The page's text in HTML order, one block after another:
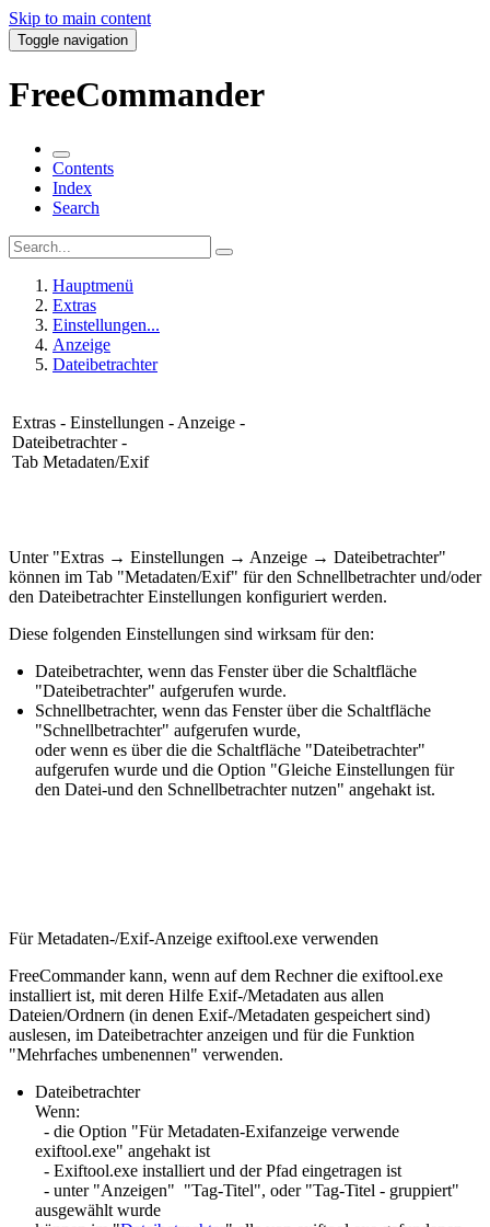
Skip to main content
Toggle navigation
FreeCommander
Contents
Index
Search
Hauptmenü
Extras
Einstellungen...
Anzeige
Dateibetrachter
Extras - Einstellungen - Anzeige -
Dateibetrachter -
Tab Metadaten/Exif
Unter "Extras → Einstellungen → Anzeige → Dateibetrachter"
können im Tab "Metadaten/Exif" für den Schnellbetrachter und/oder
den Dateibetrachter Einstellungen konfiguriert werden.
Diese folgenden Einstellungen sind wirksam für den:
Dateibetrachter, wenn das Fenster über die Schaltfläche
"Dateibetrachter" aufgerufen wurde.
Schnellbetrachter, wenn das Fenster über die Schaltfläche
"Schnellbetrachter" aufgerufen wurde,
oder wenn es über die die Schaltfläche "Dateibetrachter"
aufgerufen wurde und die Option "Gleiche Einstellungen für
den Datei-und den Schnellbetrachter nutzen" angehakt ist.
Für Metadaten-/Exif-Anzeige exiftool.exe verwenden
FreeCommander kann, wenn auf dem Rechner die exiftool.exe
installiert ist, mit deren Hilfe Exif-/Metadaten aus allen
Dateien/Ordnern (in denen Exif-/Metadaten gespeichert sind)
auslesen, im Dateibetrachter anzeigen und für die Funktion
"Mehrfaches umbenennen" verwenden.
Dateibetrachter
Wenn:
- die Option "Für Metadaten-Exifanzeige verwende
exiftool.exe" angehakt ist
- Exiftool.exe installiert und der Pfad eingetragen ist
- unter "Anzeigen" "Tag-Titel", oder "Tag-Titel - gruppiert"
ausgewählt wurde